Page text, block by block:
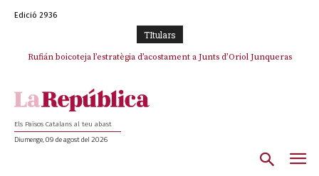
Edició 2936
TItulars
Rufián boicoteja l’estratègia d’acostament a Junts d’Oriol Junqueras
Rufián dinamita la unitat independentista amb un atac frontal al retorn
Els Països Catalans al teu abast
Diumenge, 09 de agost del 2026